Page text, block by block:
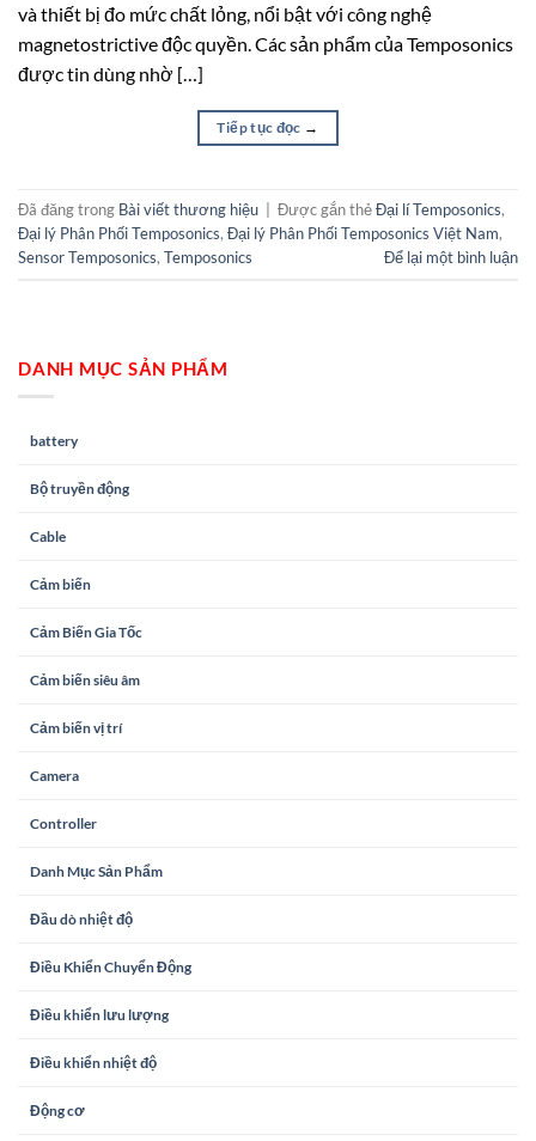
và thiết bị đo mức chất lỏng, nổi bật với công nghệ
magnetostrictive độc quyền. Các sản phẩm của Temposonics
được tin dùng nhờ […]
Tiếp tục đọc →
Đã đăng trong Bài viết thương hiệu Được gắn thẻĐại lí Temposonics,
Đại lý Phân Phối Temposonics, Đại lý Phân Phối Temposonics Việt Nam,
Sensor Temposonics, Temposonics Để lại một bình luận
DANH MỤC SẢN PHẨM
battery
Bộ truyền động
Cable
Cảm biến
Cảm Biến Gia Tốc
Cảm biến siêu âm
Cảm biến vị trí
Camera
Controller
Danh Mục Sản Phẩm
Đầu dò nhiệt độ
Điều Khiển Chuyển Động
Điều khiển lưu lượng
Điều khiển nhiệt độ
Động cơ